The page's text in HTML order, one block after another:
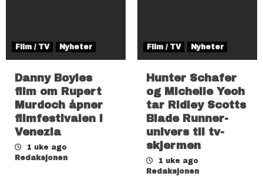
Film / TV Nyheter
Danny Boyles
film om Rupert
Murdoch åpner
filmfestivalen i
Venezia
1 uke ago
Redaksjonen
Film / TV Nyheter
Hunter Schafer
og Michelle Yeoh
tar Ridley Scotts
Blade Runner-
univers til tv-
skjermen
1 uke ago
Redaksjonen